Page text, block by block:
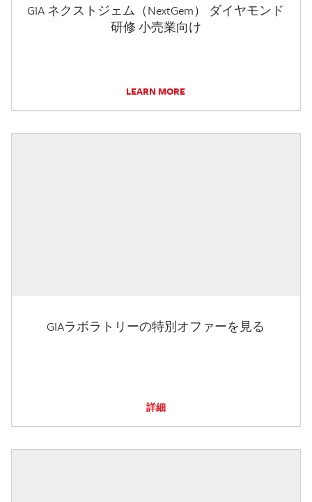
GIA ネクストジェム（NextGem） ダイヤモンド
研修 小売業向け
LEARN MORE
GIAラボラトリーの特別オファーを見る
詳細